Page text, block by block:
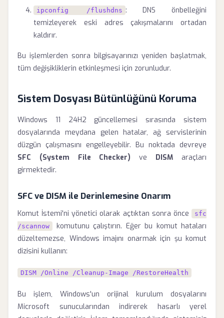
ipconfig /flushdns : DNS önbelleğini
temizleyerek eski adres çakışmalarını ortadan
kaldırır.
Bu işlemlerden sonra bilgisayarınızı yeniden başlatmak,
tüm değişikliklerin etkinleşmesi için zorunludur.
Sistem Dosyası Bütünlüğünü Koruma
Windows 11 24H2 güncellemesi sırasında sistem
dosyalarında meydana gelen hatalar, ağ servislerinin
düzgün çalışmasını engelleyebilir. Bu noktada devreye
SFC (System File Checker) ve DISM araçları
girmektedir.
SFC ve DISM ile Derinlemesine Onarım
Komut İstemi'ni yönetici olarak açtıktan sonra önce
sfc
/scannow
komutunu çalıştırın. Eğer bu komut hataları
düzeltemezse, Windows imajını onarmak için şu komut
dizisini kullanın:
DISM /Online /Cleanup-Image /RestoreHealth
Bu işlem, Windows'un orijinal kurulum dosyalarını
Microsoft sunucularından indirerek hasarlı yerel